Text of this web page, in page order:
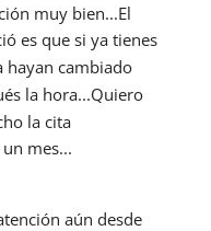
muy bien...El
es que si ya tienes
hayan cambiado
la hora...Quiero
la cita
mes...
aún desde